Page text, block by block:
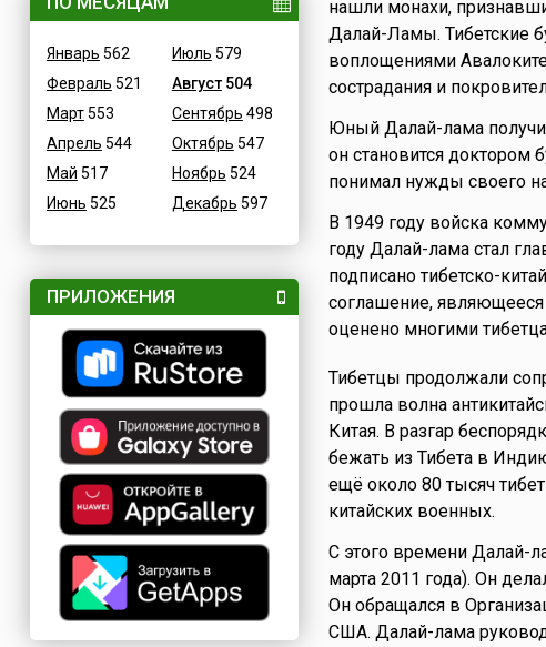
Январь 562
Февраль 521
Март553
Апрель 544
Май 517
Июнь 525
Июль 579
Август504
Сентябрь 498
Октябрь 547
Ноябрь 524
Декабрь 597
ПРИЛОЖЕНИЯ
нашли монахи,
Далай-Ламы. Тибетские
воплощениями
сострадания и
Юный Далай-лама
он становится
понимал нужды своего
В 1949 году войска
году Далай-лама стал
подписано тибетско-
соглашение,
оценено многими
Тибетцы продолжали
прошла волна
Китая. В разгар
бежать из Тибета в
ещё около 80 тысяч
китайских военных.
С этого времени Далай-
марта 2011 года). Он
Он обращался в
США. Далай-лама